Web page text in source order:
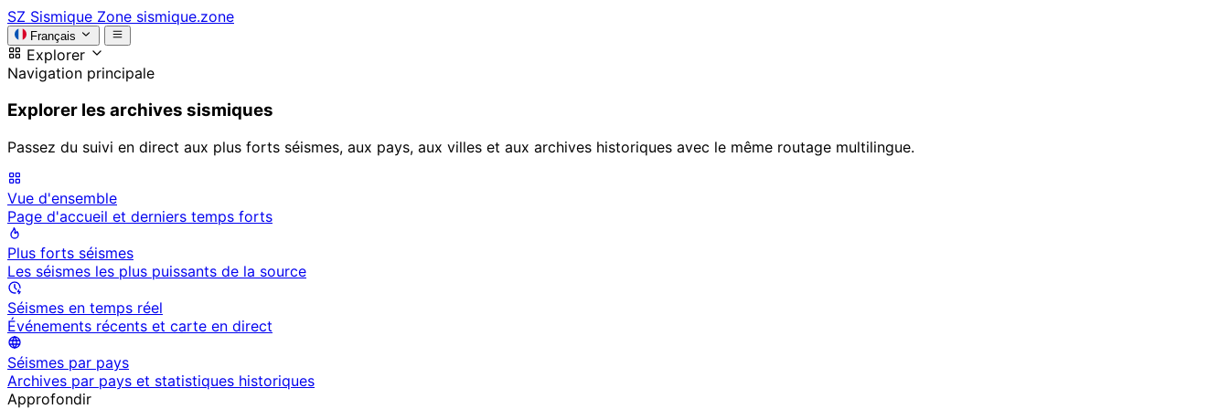
SZ Sismique Zone sismique.zone
Français
Explorer
Navigation principale
Explorer les archives sismiques
Passez du suivi en direct aux plus forts séismes, aux pays, aux villes et aux archives historiques avec le même routage multilingue.
Vue d'ensemble
Page d'accueil et derniers temps forts
Plus forts séismes
Les séismes les plus puissants de la source
Séismes en temps réel
Événements récents et carte en direct
Séismes par pays
Archives par pays et statistiques historiques
Approfondir